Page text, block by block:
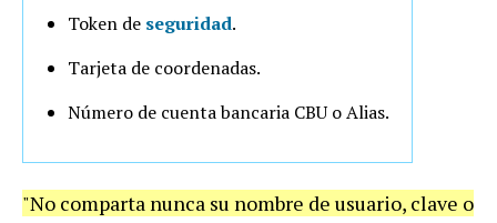
Token de seguridad.
Tarjeta de coordenadas.
Número de cuenta bancaria CBU o Alias.
"No comparta nunca su nombre de usuario, clave o